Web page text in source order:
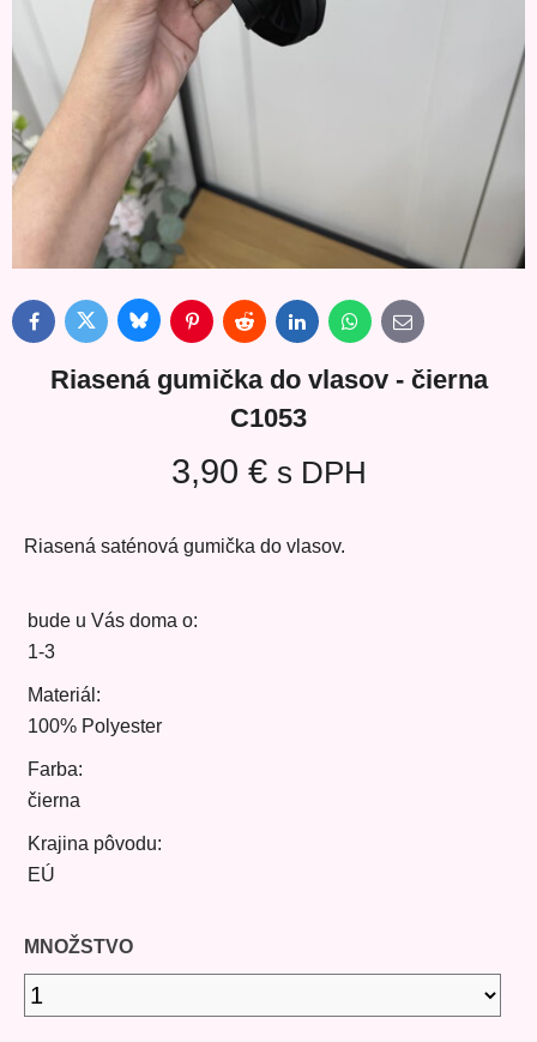
FacebookTwitter BlueskyPinterestReddit LinkedInWhatsApp
E-
mail
Riasená gumička do vlasov - čierna
C1053
3,90 € s DPH
Riasená saténová gumička do vlasov.
bude u Vás doma o:
1-3
Materiál:
100% Polyester
Farba:
čierna
Krajina pôvodu:
EÚ
MNOŽSTVO